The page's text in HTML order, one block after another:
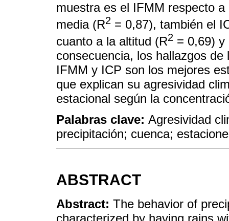
muestra es el IFMM respecto a
media (R2 = 0,87), también el
cuanto a la altitud (R2 = 0,69) y
consecuencia, los hallazgos
IFMM y ICP son los mejores
que explican su agresividad
estacional según la
Palabras clave: Agresividad
precipitación; cuenca;
ABSTRACT
Abstract: The behavior of
characterized by having rains